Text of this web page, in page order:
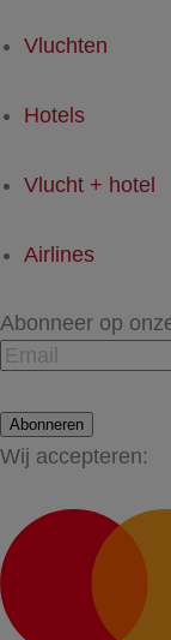
Vluchten
Hotels
Vlucht + hotel
Airlines
Abonneer op
Abonneren
Wij accepteren: